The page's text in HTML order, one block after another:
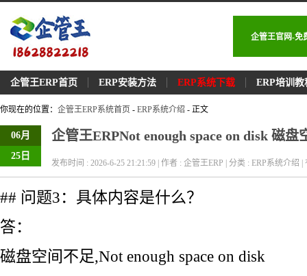
企管王官网-免
企管王ERP首页 ERP安装方法 ERP系统下载 ERP培训教
你现在的位置： 企管王ERP系统首页 - ERP系统介绍 - 正文
06月
25日
企管王ERPNot enough space on disk 磁盘
发布时间 : 2026-6-25 21:21:59 | 作者 : 企管王ERP | 分类 : ERP系统介绍 |
## 问题3：具体内容是什么？
答：
磁盘空间不足,Not enough space on disk